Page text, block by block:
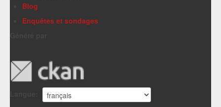
Blog
Enquêtes et sondages